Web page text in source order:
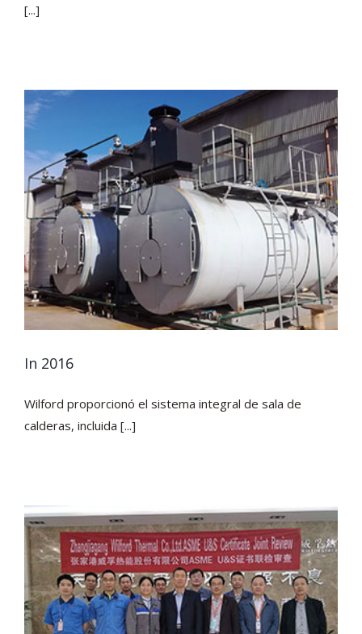
[...]
In 2016
Wilford proporcionó el sistema integral de sala de
calderas, incluida [...]